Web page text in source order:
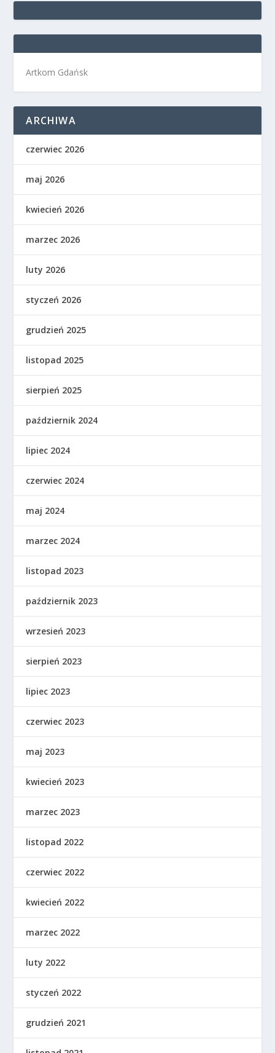
Artkom Gdańsk
ARCHIWA
czerwiec 2026
maj 2026
kwiecień 2026
marzec 2026
luty 2026
styczeń 2026
grudzień 2025
listopad 2025
sierpień 2025
październik 2024
lipiec 2024
czerwiec 2024
maj 2024
marzec 2024
listopad 2023
październik 2023
wrzesień 2023
sierpień 2023
lipiec 2023
czerwiec 2023
maj 2023
kwiecień 2023
marzec 2023
listopad 2022
czerwiec 2022
kwiecień 2022
marzec 2022
luty 2022
styczeń 2022
grudzień 2021